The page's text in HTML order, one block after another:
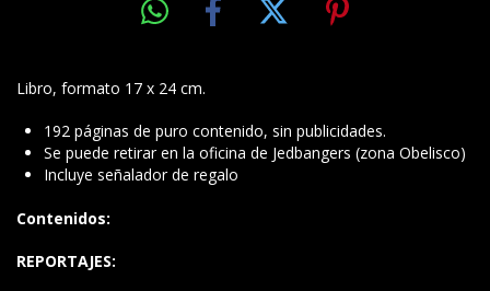
Libro, formato 17 x 24 cm.
192 páginas de puro contenido, sin publicidades.
Se puede retirar en la oficina de Jedbangers (zona Obelisco)
Incluye señalador de regalo
Contenidos:
REPORTAJES: